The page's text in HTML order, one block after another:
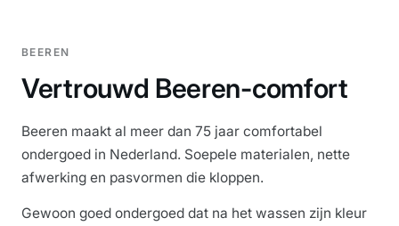
BEEREN
Vertrouwd Beeren-comfort
Beeren maakt al meer dan 75 jaar comfortabel
ondergoed in Nederland. Soepele materialen, nette
afwerking en pasvormen die kloppen.
Gewoon goed ondergoed dat na het wassen zijn kleur